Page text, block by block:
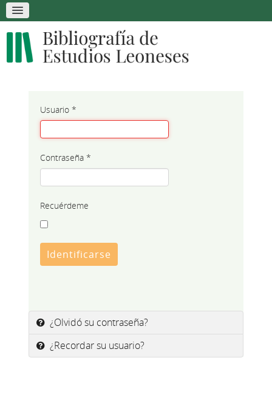
Usuario*
Contraseña*
Recuérdeme
Identificarse
¿Olvidó su contraseña?
¿Recordar su usuario?